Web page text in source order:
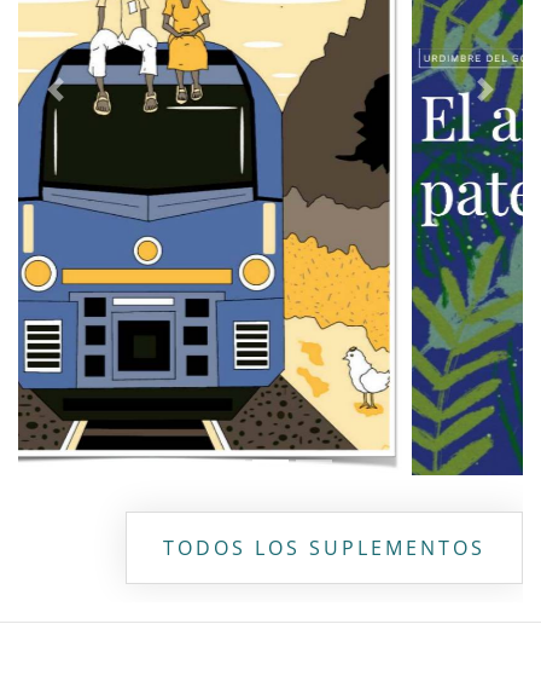
Previous Next
TODOS LOS SUPLEMENTOS